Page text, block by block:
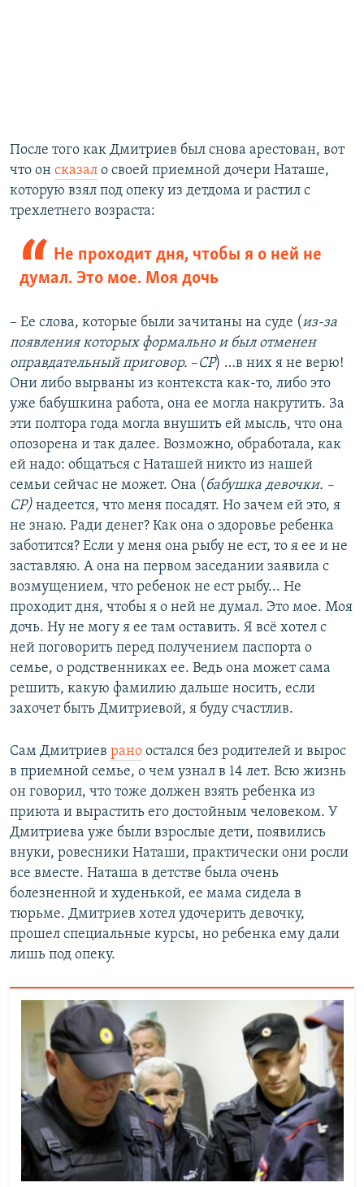
После того как Дмитриев был снова арестован, вот
что он сказал о своей приемной дочери Наташе,
которую взял под опеку из детдома и растил с
трехлетнего возраста:
Не проходит дня, чтобы я о ней не
думал. Это мое. Моя дочь
– Ее слова, которые были зачитаны на суде (из-за
появления которых формально и был отменен
оправдательный приговор. –СР) …в них я не верю!
Они либо вырваны из контекста как-то, либо это
уже бабушкина работа, она ее могла накрутить. За
эти полтора года могла внушить ей мысль, что она
опозорена и так далее. Возможно, обработала, как
ей надо: общаться с Наташей никто из нашей
семьи сейчас не может. Она ( бабушка девочки. –
СР) надеется, что меня посадят. Но зачем ей это, я
не знаю. Ради денег? Как она о здоровье ребенка
заботится? Если у меня она рыбу не ест, то я ее и не
заставляю. А она на первом заседании заявила с
возмущением, что ребенок не ест рыбу... Не
проходит дня, чтобы я о ней не думал. Это мое. Моя
дочь. Ну не могу я ее там оставить. Я всё хотел с
ней поговорить перед получением паспорта о
семье, о родственниках ее. Ведь она может сама
решить, какую фамилию дальше носить, если
захочет быть Дмитриевой, я буду счастлив.
Сам Дмитриев рано остался без родителей и вырос
в приемной семье, о чем узнал в 14 лет. Всю жизнь
он говорил, что тоже должен взять ребенка из
приюта и вырастить его достойным человеком. У
Дмитриева уже были взрослые дети, появились
внуки, ровесники Наташи, практически они росли
все вместе. Наташа в детстве была очень
болезненной и худенькой, ее мама сидела в
тюрьме. Дмитриев хотел удочерить девочку,
прошел специальные курсы, но ребенка ему дали
лишь под опеку.